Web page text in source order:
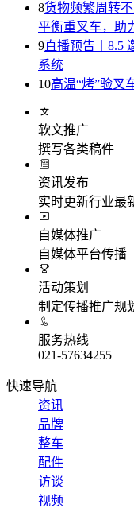
8货物频繁周转
平衡重叉车，助
9直播预告丨8.5
系统
10高温“烤”验叉
软文推广
撰写各类稿件
资讯发布
实时更新行业最
自媒体推广
自媒体平台传播
活动策划
制定传播推广规
服务热线
021-57634255
快速导航
资讯
品牌
整车
配件
访谈
视频